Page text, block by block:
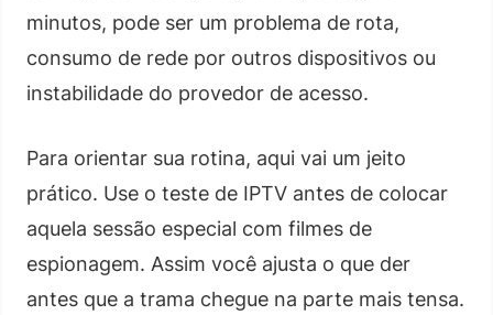
minutos, pode ser um problema de rota,
consumo de rede por outros dispositivos ou
instabilidade do provedor de acesso.
Para orientar sua rotina, aqui vai um jeito
prático. Use o teste de IPTV antes de colocar
aquela sessão especial com filmes de
espionagem. Assim você ajusta o que der
antes que a trama chegue na parte mais tensa.